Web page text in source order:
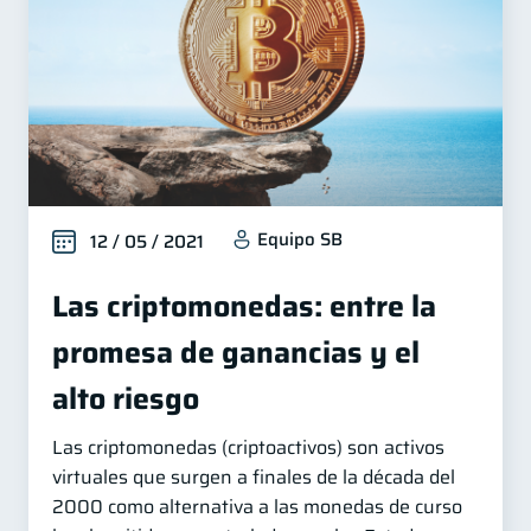
12 / 05 / 2021 Equipo SB
Las criptomonedas: entre la
promesa de ganancias y el
alto riesgo
Las criptomonedas (criptoactivos) son activos
virtuales que surgen a finales de la década del
2000 como alternativa a las monedas de curso